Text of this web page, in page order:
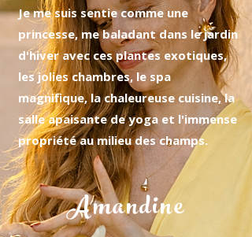
Amandine
Je me suis sentie comme une
princesse, me baladant dans le jardin
d'hiver avec ces plantes exotiques,
les jolies chambres, le spa
magnifique, la chaleureuse cuisine, la
salle apaisante de yoga et l'immense
propriété au milieu des champs.